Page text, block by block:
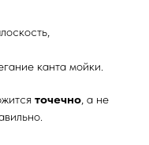
канта мойки.
точечно, а не